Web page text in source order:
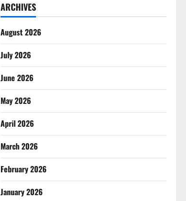
ARCHIVES
August 2026
July 2026
June 2026
May 2026
April 2026
March 2026
February 2026
January 2026